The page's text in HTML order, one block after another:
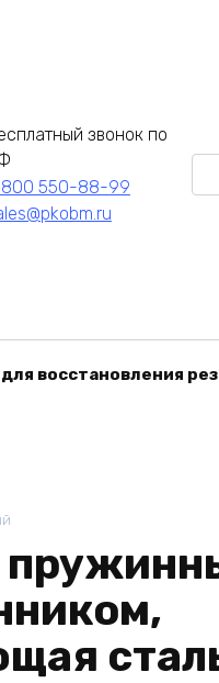
звонок по
550-88-99
for:
восстановления